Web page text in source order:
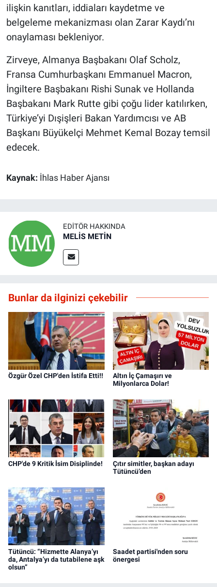
ilişkin kanıtları, iddiaları kaydetme ve
belgeleme mekanizması olan Zarar Kaydı’nı
onaylaması bekleniyor.
Zirveye, Almanya Başbakanı Olaf Scholz,
Fransa Cumhurbaşkanı Emmanuel Macron,
İngiltere Başbakanı Rishi Sunak ve Hollanda
Başbakanı Mark Rutte gibi çoğu lider katılırken,
Türkiye’yi Dışişleri Bakan Yardımcısı ve AB
Başkanı Büyükelçi Mehmet Kemal Bozay temsil
edecek.
Kaynak: İhlas Haber Ajansı
EDITÖR HAKKINDA
MELİS METİN
Bunlar da ilginizi çekebilir
Özgür Özel CHP'den İstifa Etti!!
Altın İç Çamaşırı ve
Milyonlarca Dolar!
CHP'de 9 Kritik İsim Disiplinde!
Çıtır simitler, başkan adayı
Tütüncü’den
Tütüncü: “Hizmette Alanya’yı
da, Antalya’yı da tutabilene aşk
olsun”
Saadet partisi'nden soru
önergesi